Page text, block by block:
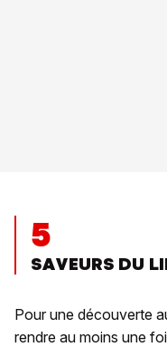
5
SAVEURS DU
Pour une découverte
rendre au moins une